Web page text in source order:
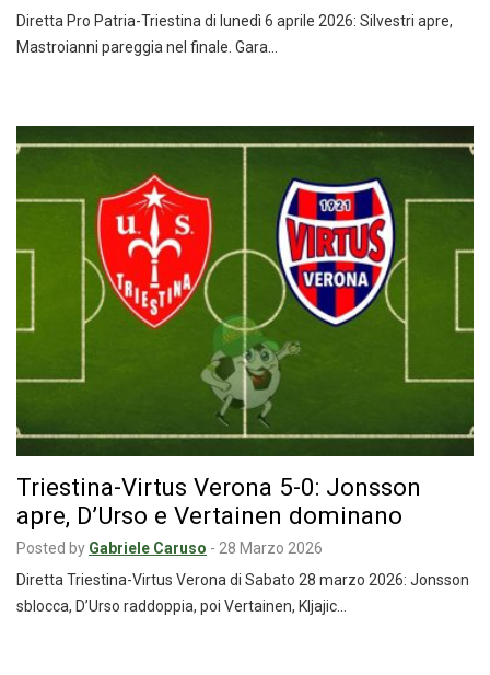
Diretta Pro Patria-Triestina di lunedì 6 aprile 2026: Silvestri apre,
Mastroianni pareggia nel finale. Gara…
Triestina-Virtus Verona 5-0: Jonsson
apre, D’Urso e Vertainen dominano
Posted by Gabriele Caruso - 28 Marzo 2026
Diretta Triestina-Virtus Verona di Sabato 28 marzo 2026: Jonsson
sblocca, D’Urso raddoppia, poi Vertainen, Kljajic…